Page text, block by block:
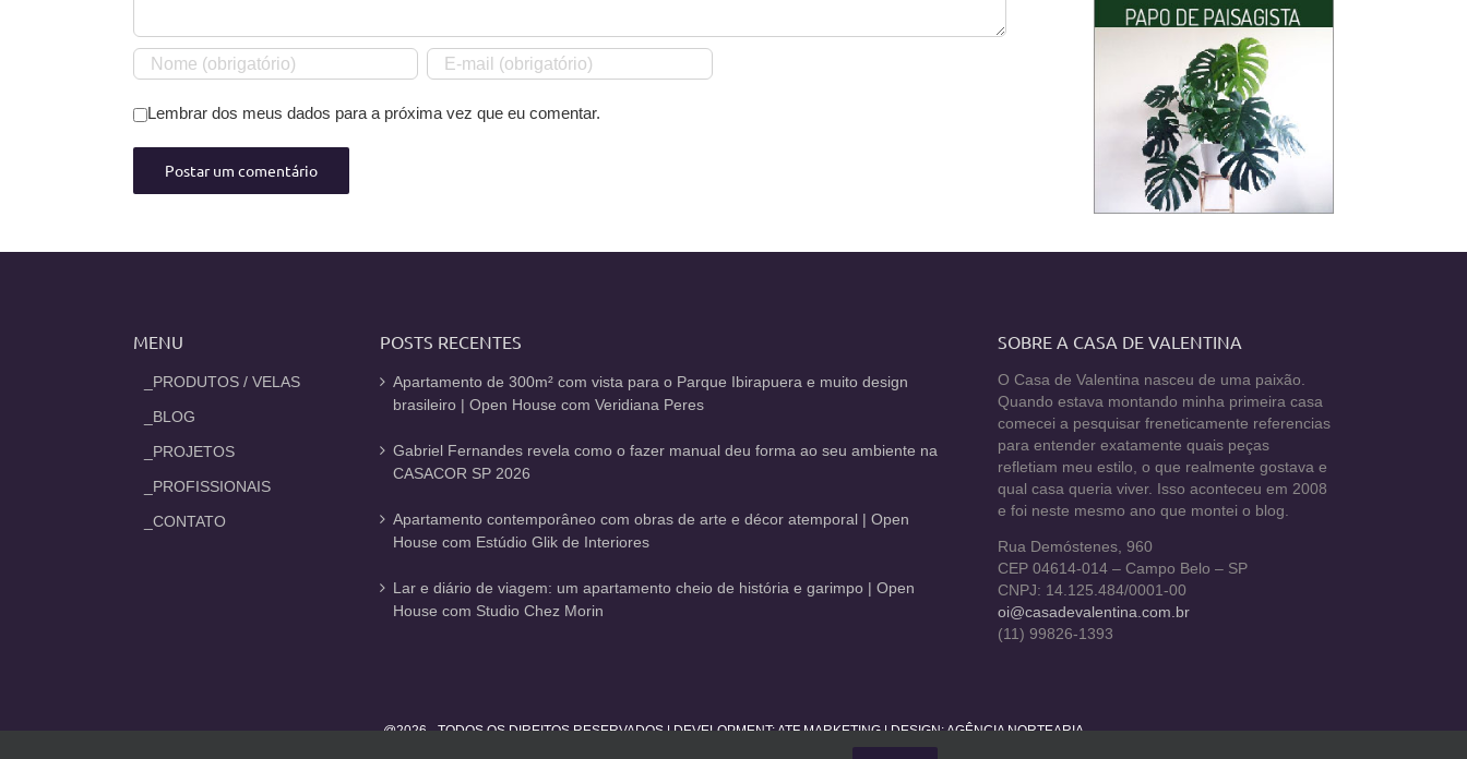
Lembrar dos meus dados para a próxima vez que eu comentar.
MENU
_PRODUTOS / VELAS
_BLOG
_PROJETOS
_PROFISSIONAIS
_CONTATO
POSTS RECENTES
Apartamento de 300m² com vista para o Parque Ibirapuera e muito design
brasileiro | Open House com Veridiana Peres
Gabriel Fernandes revela como o fazer manual deu forma ao seu ambiente na
CASACOR SP 2026
Apartamento contemporâneo com obras de arte e décor atemporal | Open
House com Estúdio Glik de Interiores
Lar e diário de viagem: um apartamento cheio de história e garimpo | Open
House com Studio Chez Morin
SOBRE A CASA DE VALENTINA
O Casa de Valentina nasceu de uma paixão.
Quando estava montando minha primeira casa
comecei a pesquisar freneticamente referencias
para entender exatamente quais peças
refletiam meu estilo, o que realmente gostava e
qual casa queria viver. Isso aconteceu em 2008
e foi neste mesmo ano que montei o blog.
Rua Demóstenes, 960
CEP 04614-014 – Campo Belo – SP
CNPJ: 14.125.484/0001-00
oi@casadevalentina.com.br
(11) 99826-1393
@2026 - TODOS OS DIREITOS RESERVADOS | DEVELOPMENT:ATF MARKETING| DESIGN: AGÊNCIA NORTEARIA